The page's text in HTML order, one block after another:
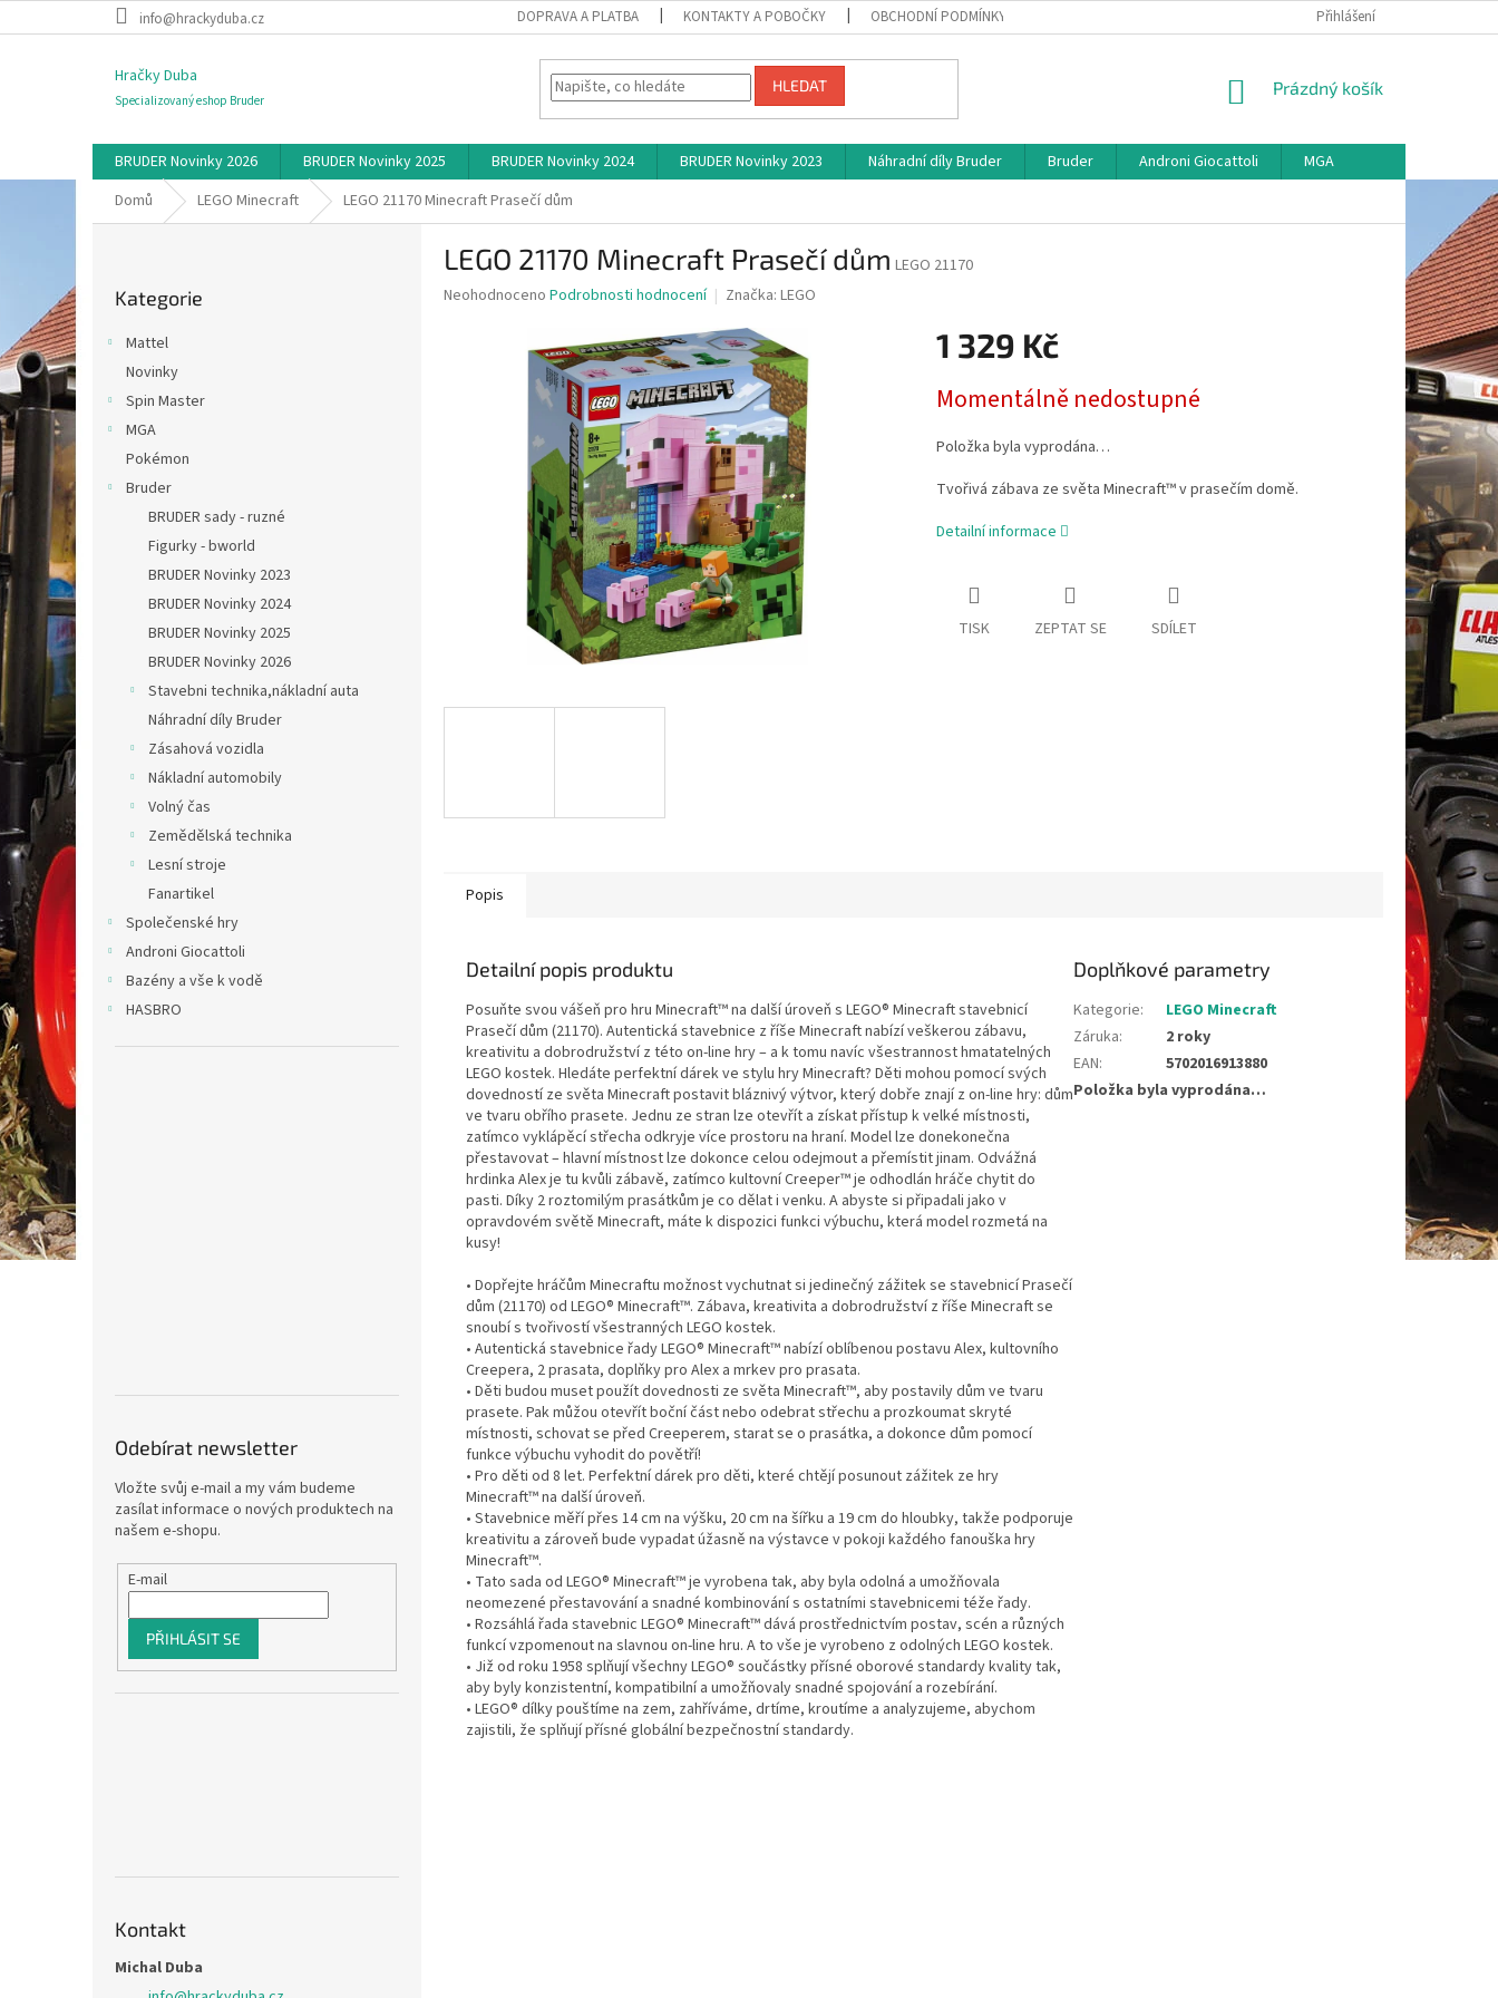
na
info@hrackyduba.cz DOPRAVA A PLATBA KONTAKTY A POBOČKY OBCHODNÍ PODMÍNKY MAPA SERVERU
Přihlášení
Hračky Duba
Specializovaný eshop Bruder
HLEDAT
NÁKUPNÍ
Prázdný košík
BRUDER Novinky 2026 BRUDER Novinky 2025 BRUDER Novinky 2024 BRUDER Novinky 2023 Náhradní díly Bruder Bruder Androni Giocattoli
MGA
Domů
LEGO Minecraft LEGO 21170 Minecraft Prasečí dům
kategorie
Kategorie
Mattel
Novinky
Spin Master
MGA
Pokémon
Bruder
BRUDER sady - ruzné
Figurky - bworld
BRUDER Novinky 2023
BRUDER Novinky 2024
BRUDER Novinky 2025
BRUDER Novinky 2026
Stavebni technika,nákladní auta
Náhradní díly Bruder
Zásahová vozidla
Nákladní automobily
Volný čas
Zemědělská technika
Lesní stroje
Fanartikel
Společenské hry
Androni Giocattoli
Bazény a vše k vodě
HASBRO
Odebírat newsletter
Vložte svůj e-mail a my vám budeme
zasílat informace o nových produktech na
našem e-shopu.
E-mail
PŘIHLÁSIT SE
Kontakt
Michal Duba
LEGO 21170 Minecraft Prasečí dům LEGO 21170
Průměrné
Neohodnoceno Podrobnosti hodnocení Značka: LEGO
1 329 Kč
cena:
Momentálně nedostupné
Položka byla vyprodána…
Tvořivá zábava ze světa Minecraft™ v prasečím domě.
Detailní informace
TISK ZEPTAT SE SDÍLET
Popis
Detailní popis produktu
Posuňte svou vášeň pro hru Minecraft™ na další úroveň s LEGO® Minecraft stavebnicí
Prasečí dům (21170). Autentická stavebnice z říše Minecraft nabízí veškerou zábavu,
kreativitu a dobrodružství z této on-line hry – a k tomu navíc všestrannost hmatatelných
LEGO kostek. Hledáte perfektní dárek ve stylu hry Minecraft? Děti mohou pomocí svých
dovedností ze světa Minecraft postavit bláznivý výtvor, který dobře znají z on-line hry: dům
ve tvaru obřího prasete. Jednu ze stran lze otevřít a získat přístup k velké místnosti,
zatímco vyklápěcí střecha odkryje více prostoru na hraní. Model lze donekonečna
přestavovat – hlavní místnost lze dokonce celou odejmout a přemístit jinam. Odvážná
hrdinka Alex je tu kvůli zábavě, zatímco kultovní Creeper™ je odhodlán hráče chytit do
pasti. Díky 2 roztomilým prasátkům je co dělat i venku. A abyste si připadali jako v
opravdovém světě Minecraft, máte k dispozici funkci výbuchu, která model rozmetá na
kusy!
• Dopřejte hráčům Minecraftu možnost vychutnat si jedinečný zážitek se stavebnicí Prasečí
dům (21170) od LEGO® Minecraft™. Zábava, kreativita a dobrodružství z říše Minecraft se
snoubí s tvořivostí všestranných LEGO kostek.
• Autentická stavebnice řady LEGO® Minecraft™ nabízí oblíbenou postavu Alex, kultovního
Creepera, 2 prasata, doplňky pro Alex a mrkev pro prasata.
• Děti budou muset použít dovednosti ze světa Minecraft™, aby postavily dům ve tvaru
prasete. Pak můžou otevřít boční část nebo odebrat střechu a prozkoumat skryté
místnosti, schovat se před Creeperem, starat se o prasátka, a dokonce dům pomocí
funkce výbuchu vyhodit do povětří!
• Pro děti od 8 let. Perfektní dárek pro děti, které chtějí posunout zážitek ze hry
Minecraft™ na další úroveň.
• Stavebnice měří přes 14 cm na výšku, 20 cm na šířku a 19 cm do hloubky, takže podporuje
kreativitu a zároveň bude vypadat úžasně na výstavce v pokoji každého fanouška hry
Minecraft™.
• Tato sada od LEGO® Minecraft™ je vyrobena tak, aby byla odolná a umožňovala
neomezené přestavování a snadné kombinování s ostatními stavebnicemi téže řady.
• Rozsáhlá řada stavebnic LEGO® Minecraft™ dává prostřednictvím postav, scén a různých
funkcí vzpomenout na slavnou on-line hru. A to vše je vyrobeno z odolných LEGO kostek.
• Již od roku 1958 splňují všechny LEGO® součástky přísné oborové standardy kvality tak,
aby byly konzistentní, kompatibilní a umožňovaly snadné spojování a rozebírání.
• LEGO® dílky pouštíme na zem, zahříváme, drtíme, kroutíme a analyzujeme, abychom
zajistili, že splňují přísné globální bezpečnostní standardy.
Doplňkové parametry
Kategorie:
LEGO Minecraft
Záruka:
2 roky
EAN:
5702016913880
Položka byla vyprodána…